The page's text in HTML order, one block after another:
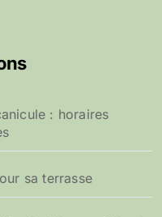
: horaires
sa terrasse